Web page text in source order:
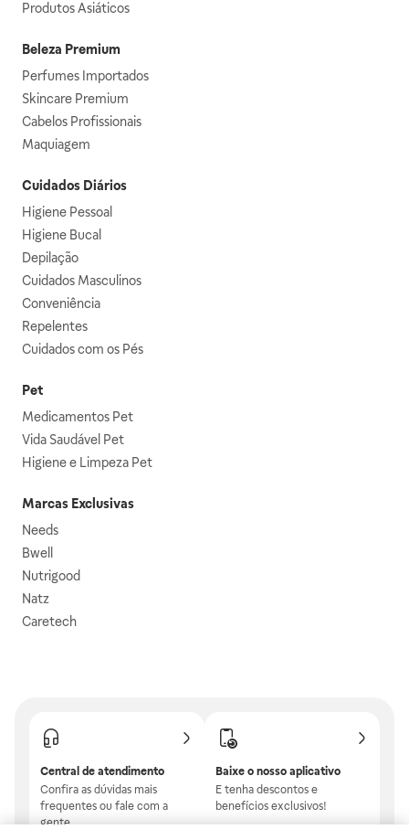
Produtos Asiáticos
Beleza Premium
Perfumes Importados
Skincare Premium
Cabelos Profissionais
Maquiagem
Cuidados Diários
Higiene Pessoal
Higiene Bucal
Depilação
Cuidados Masculinos
Conveniência
Repelentes
Cuidados com os Pés
Pet
Medicamentos Pet
Vida Saudável Pet
Higiene e Limpeza Pet
Marcas Exclusivas
Needs
Bwell
Nutrigood
Natz
Caretech
Central de atendimento
Confira as dúvidas mais
frequentes ou fale com a
gente.
Baixe o nosso aplicativo
E tenha descontos e
benefícios exclusivos!